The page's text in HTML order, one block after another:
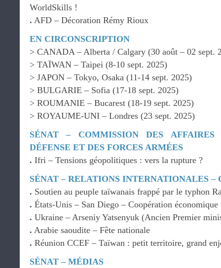
WorldSkills !
. AFD – Décoration Rémy Rioux
EN CIRCONSCRIPTION
> CANADA – Alberta / Calgary (30 août – 02 sept.
> TAÏWAN – Taipei (8-10 sept. 2025)
> JAPON – Tokyo, Osaka (11-14 sept. 2025)
> BULGARIE – Sofia (17-18 sept. 2025)
> ROUMANIE – Bucarest (18-19 sept. 2025)
> ROYAUME-UNI – Londres (23 sept. 2025)
SÉNAT – COMMISSION DES
DÉFENSE ET DES FORCES ARMÉES
. Ifri – Tensions géopolitiques : vers la rupture ?
SÉNAT – RELATIONS INTERNATIONALES –
. Soutien au peuple taïwanais frappé par le typhon
. États-Unis – San Diego – Coopération économique
. Ukraine – Arseniy Yatsenyuk (Ancien Premier
. Arabie saoudite – Fête nationale
. Réunion CCEF – Taïwan : petit territoire, grand
SÉNAT – MÉDIAS